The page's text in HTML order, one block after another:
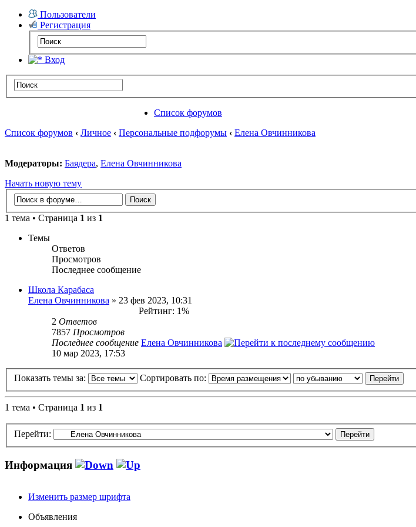
Пользователи
Регистрация
Вход
Список форумов
Список форумов ‹ Личное ‹ Персональные подфорумы ‹ Елена Овчинникова
Модераторы: Баядера, Елена Овчинникова
Начать новую тему
1 тема • Страница 1 из 1
Темы
Ответов
Просмотров
Последнее сообщение
Школа Карабаса
Елена Овчинникова » 23 фев 2023, 10:31
Рейтинг: 1%
2 Ответов
7857 Просмотров
Последнее сообщение Елена Овчинникова
10 мар 2023, 17:53
Показать темы за: Сортировать по:
1 тема • Страница 1 из 1
Перейти:
Информация
Кто сейчас на форуме
Сейчас этот форум просматривают: нет зарегистрированных пользователей и гости: 1
Изменить размер шрифта
Объявления